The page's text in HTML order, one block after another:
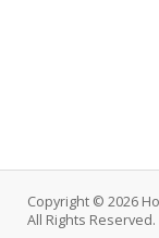
Copyright © 2026
All Rights Reserved.